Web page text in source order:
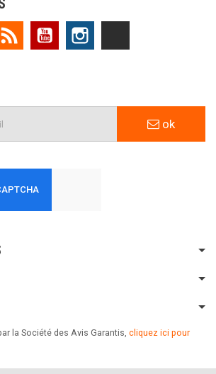
Rss YouTube
ok
la Société des Avis Garantis, cliquez ici pour